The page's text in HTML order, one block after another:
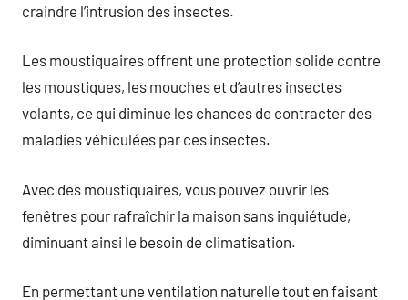
craindre l’intrusion des insectes.
Les moustiquaires offrent une protection solide contre
les moustiques, les mouches et d’autres insectes
volants, ce qui diminue les chances de contracter des
maladies véhiculées par ces insectes.
Avec des moustiquaires, vous pouvez ouvrir les
fenêtres pour rafraîchir la maison sans inquiétude,
diminuant ainsi le besoin de climatisation.
En permettant une ventilation naturelle tout en faisant